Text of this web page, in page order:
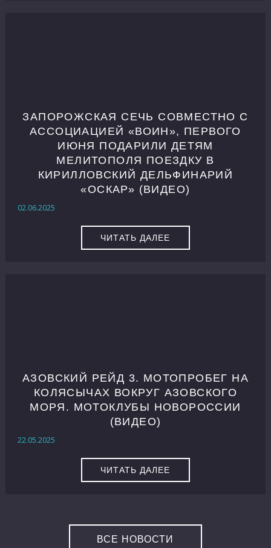
ЗАПОРОЖСКАЯ СЕЧЬ СОВМЕСТНО С
АССОЦИАЦИЕЙ «ВОИН», ПЕРВОГО
ИЮНЯ ПОДАРИЛИ ДЕТЯМ
МЕЛИТОПОЛЯ ПОЕЗДКУ В
КИРИЛЛОВСКИЙ ДЕЛЬФИНАРИЙ
«ОСКАР» (ВИДЕО)
02.06.2025
ЧИТАТЬ ДАЛЕЕ
АЗОВСКИЙ РЕЙД 3. МОТОПРОБЕГ НА
КОЛЯСЫЧАХ ВОКРУГ АЗОВСКОГО
МОРЯ. МОТОКЛУБЫ НОВОРОССИИ
(ВИДЕО)
22.05.2025
ЧИТАТЬ ДАЛЕЕ
ВСЕ НОВОСТИ